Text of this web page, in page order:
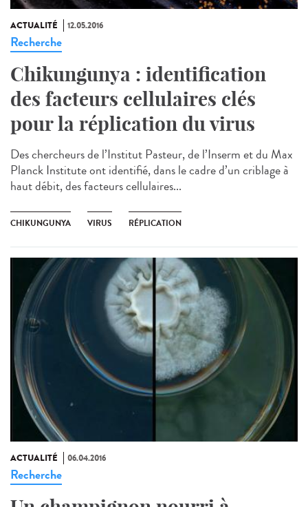
ACTUALITÉ 12.05.2016
Recherche
Chikungunya : identification
des facteurs cellulaires clés
pour la réplication du virus
Des chercheurs de l’Institut Pasteur, de l’Inserm et du Max
Planck Institute ont identifié, dans le cadre d’un criblage à
haut débit, des facteurs cellulaires...
CHIKUNGUNYA VIRUS RÉPLICATION
ACTUALITÉ 06.04.2016
Recherche